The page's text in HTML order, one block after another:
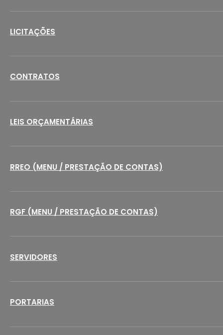
LICITAÇÕES
CONTRATOS
LEIS ORÇAMENTÁRIAS
RREO (MENU / PRESTAÇÃO DE CONTAS)
RGF (MENU / PRESTAÇÃO DE CONTAS)
SERVIDORES
PORTARIAS